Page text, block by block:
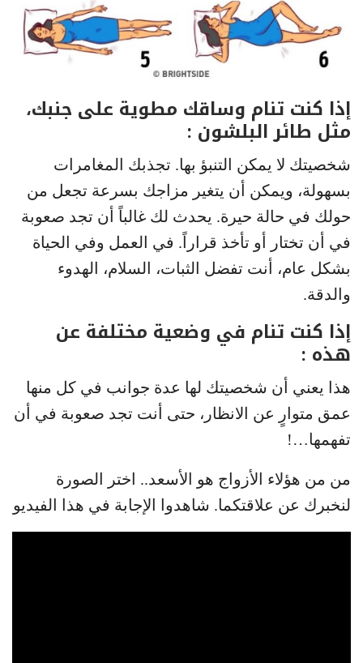
إذا كنت تنام وساقك مطوية على جنبك،
مثل طائر البلشون :
شخصيتك لا يمكن التنبؤ بها. تجذبك المغامرات
بسهولة، ويمكن أن يتغير مزاجك بسرعة تجعل من
حولك في حالة حيرة. يحدث لك غالباً أن تجد صعوبة
في أن تختار أو تأخذ قراراً. في العمل وفي الحياة
بشكل عام، أنت تفضل الثبات، السلام، الهدوء
والدقة.
إذا كنت تنام في وضعية مختلفة عن
هذه :
هذا يعني أن شخصيتك لها عدة جوانب في كل منها
عمق متوارٍ عن الانظار، حتى أنت تجد صعوبة في أن
تفهمها…!
من من هؤلاء الأزواج هو الأسعد.. اختر الصورة
لنخبرك عن علاقتكما. شاهدوا الإجابة في هذا الفيديو